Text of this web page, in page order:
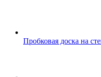
Пробковая доска на